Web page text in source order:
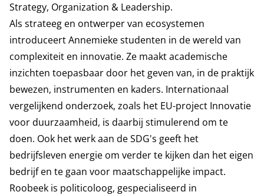
Strategy, Organization & Leadership.
Als strateeg en ontwerper van ecosystemen
introduceert Annemieke studenten in de wereld van
complexiteit en innovatie. Ze maakt academische
inzichten toepasbaar door het geven van, in de praktijk
bewezen, instrumenten en kaders. Internationaal
vergelijkend onderzoek, zoals het EU-project Innovatie
voor duurzaamheid, is daarbij stimulerend om te
doen. Ook het werk aan de SDG's geeft het
bedrijfsleven energie om verder te kijken dan het eigen
bedrijf en te gaan voor maatschappelijke impact.
Roobeek is politicoloog, gespecialiseerd in